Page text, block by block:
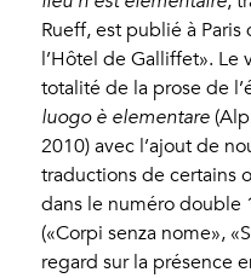
Rueff, est publié à Paris
l’Hôtel de Galliffet». Le
totalité de la prose de
luogo è elementare
2010) avec l’ajout de
traductions de certains
dans le numéro double
(«Corpi senza nome»,
regard sur la présence